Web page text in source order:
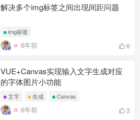
解决多个img标签之间出现间距问题
img标签
6年前 6
VUE+Canvas实现输入文字生成对应
的字体图片小功能
文字 生成 Canvas
6年前 3